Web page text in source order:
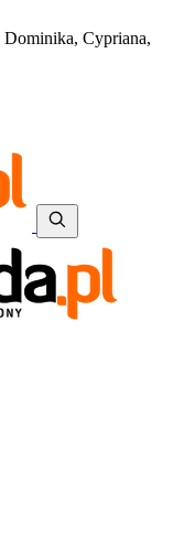
Dominika, Cypriana,